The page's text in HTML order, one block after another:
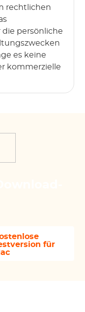
rechtlichen
die persönliche
es keine
kommerzielle
für